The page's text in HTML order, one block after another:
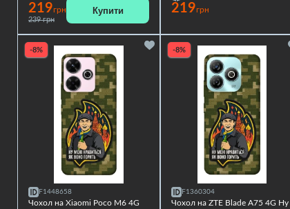
219грн
239 грн
Купити 219грн
-8%
F1448658
Чохол на Xiaomi Poco M6 4G
-8%
F1360304
Чохол на ZTE Blade A75 4G Ну